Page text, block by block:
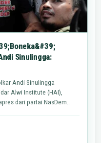
Sinulingga:
Andi Sinulingga
Alwi Institute (HAI),
dari partai NasDem